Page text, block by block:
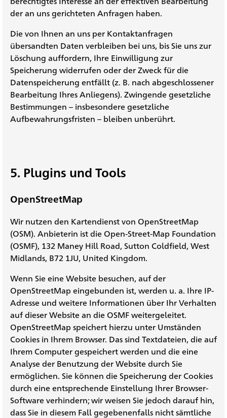
der an uns gerichteten Anfragen haben.
Die von Ihnen an uns per Kontaktanfragen
übersandten Daten verbleiben bei uns, bis Sie uns zur
Löschung auffordern, Ihre Einwilligung zur
Speicherung widerrufen oder der Zweck für die
Datenspeicherung entfällt (z. B. nach abgeschlossener
Bearbeitung Ihres Anliegens). Zwingende gesetzliche
Bestimmungen – insbesondere gesetzliche
Aufbewahrungsfristen – bleiben unberührt.
5. Plugins und Tools
OpenStreetMap
Wir nutzen den Kartendienst von OpenStreetMap
(OSM). Anbieterin ist die Open-Street-Map Foundation
(OSMF), 132 Maney Hill Road, Sutton Coldfield, West
Midlands, B72 1JU, United Kingdom.
Wenn Sie eine Website besuchen, auf der
OpenStreetMap eingebunden ist, werden u. a. Ihre IP-
Adresse und weitere Informationen über Ihr Verhalten
auf dieser Website an die OSMF weitergeleitet.
OpenStreetMap speichert hierzu unter Umständen
Cookies in Ihrem Browser. Das sind Textdateien, die auf
Ihrem Computer gespeichert werden und die eine
Analyse der Benutzung der Website durch Sie
ermöglichen. Sie können die Speicherung der Cookies
durch eine entsprechende Einstellung Ihrer Browser-
Software verhindern; wir weisen Sie jedoch darauf hin,
dass Sie in diesem Fall gegebenenfalls nicht sämtliche